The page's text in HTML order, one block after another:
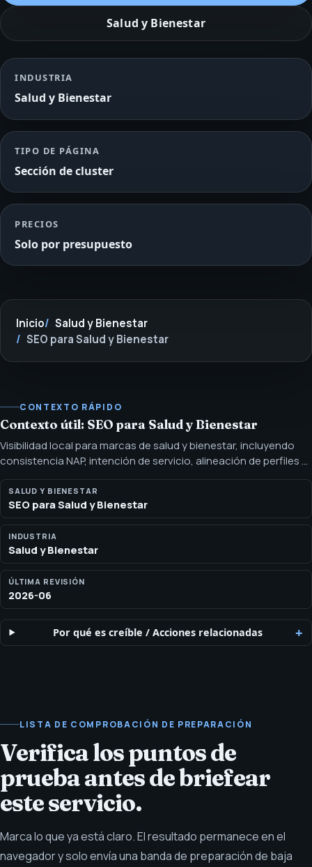
Salud y Bienestar
INDUSTRIA
Salud y Bienestar
TIPO DE PÁGINA
Sección de cluster
PRECIOS
Solo por presupuesto
Inicio
Salud y Bienestar
SEO para Salud y Bienestar
CONTEXTO RÁPIDO
Contexto útil: SEO para Salud y Bienestar
Visibilidad local para marcas de salud y bienestar, incluyendo
consistencia NAP, intención de servicio, alineación de perfiles y
páginas seguras para la confianza. El SEO local para salud
conecta perfiles, páginas de ubicación, páginas de servicio y
rutas de contacto preservando la disciplina de las afirmaciones.
SALUD Y BIENESTAR
SEO para Salud y Bienestar
INDUSTRIA
Salud y Bienestar
ÚLTIMA REVISIÓN
2026-06
Por qué es creíble / Acciones relacionadas
LISTA DE COMPROBACIÓN DE PREPARACIÓN
Verifica los puntos de
prueba antes de briefear
este servicio.
Marca lo que ya está claro. El resultado permanece en el
navegador y solo envía una banda de preparación de baja